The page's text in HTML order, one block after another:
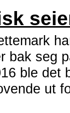
bak seg
ble det
ut